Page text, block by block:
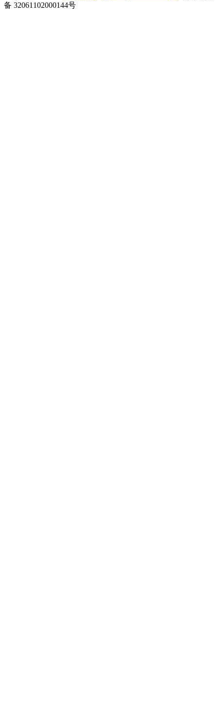
备 32061102000144号